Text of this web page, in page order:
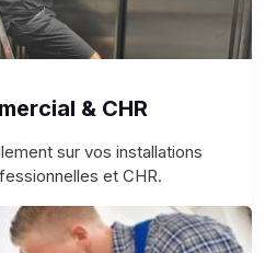
& CHR
sur vos installations
et CHR.